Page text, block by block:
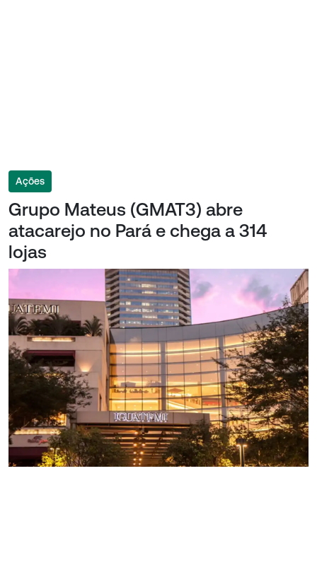
Ações
Grupo Mateus (GMAT3) abre
atacarejo no Pará e chega a 314
lojas